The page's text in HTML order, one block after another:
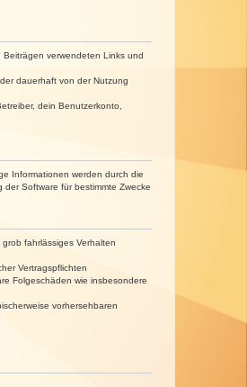
verwendeten Links und
dauerhaft von der Nutzung
dein Benutzerkonto,
Informationen werden durch die
Software für bestimmte Zwecke
fahrlässiges Verhalten
Vertragspflichten
Folgeschäden wie insbesondere
vorhersehbaren